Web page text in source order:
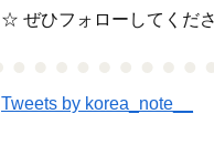
☆ ぜひフォローしてくだ
Tweets by korea_note__